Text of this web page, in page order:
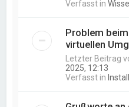
Verfasst in
Problem
virtuellen
Letzter Beitrag
2025, 12:13
Verfasst in